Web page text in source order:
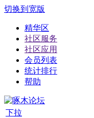
切换到宽版
精华区
社区服务
社区应用
会员列表
统计排行
帮助
下拉